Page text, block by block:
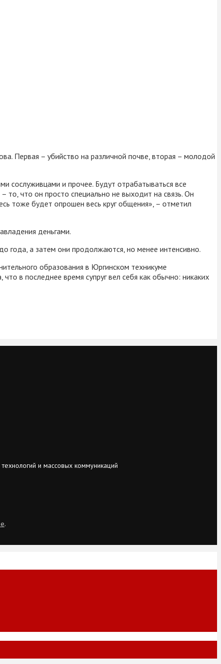
Первая – убийство на различной почве, вторая – молодой
сослуживцами и прочее. Будут отрабатываться все
то, что он просто специально не выходит на связь. Он
тоже будет опрошен весь круг общения», – отметил
деньгами.
года, а затем они продолжаются, но менее интенсивно.
образования в Юргинском техникуме
в последнее время супруг вел себя как обычно: никаких
и массовых коммуникаций
.